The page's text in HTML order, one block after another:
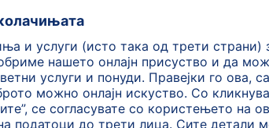
постојат HiPP млечните формули?...
Контроли